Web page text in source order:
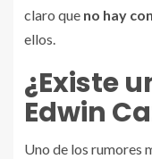
claro que no hay
ellos.
¿Existe
Edwin
Uno de los rumores